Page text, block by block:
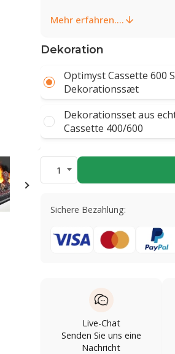
Mehr erfahren....
Dekoration
Optimyst Cassette 600
Dekorationssæt
Dekorationsset aus
Cassette 400/600
1
Sichere Bezahlung:
Live-Chat
Senden Sie uns eine
Nachricht